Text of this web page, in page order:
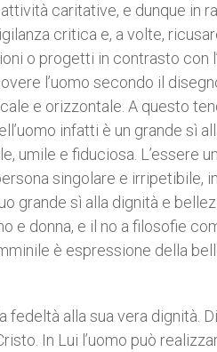
caritative, e dunque in
critica e, a volte,
o progetti in contrasto con
l’uomo secondo il
e orizzontale. A questo
infatti è un grande sì
umile e fiduciosa. L’essere
singolare e irripetibile,
grande sì alla dignità e
e donna, e il no a filosofie
è espressione della
fedeltà alla sua vera dignità.
In Lui l’uomo può